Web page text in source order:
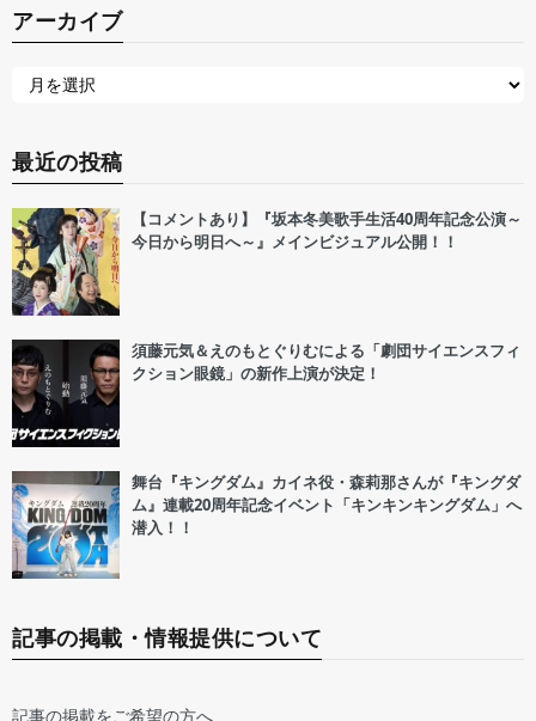
アーカイブ
最近の投稿
【コメントあり】『坂本冬美歌手生活40周年記念公演～
今日から明日へ～』メインビジュアル公開！！
須藤元気＆えのもとぐりむによる「劇団サイエンスフィ
クション眼鏡」の新作上演が決定！
舞台『キングダム』カイネ役・森莉那さんが『キングダ
ム』連載20周年記念イベント「キンキンキングダム」へ
潜入！！
記事の掲載・情報提供について
記事の掲載をご希望の方へ